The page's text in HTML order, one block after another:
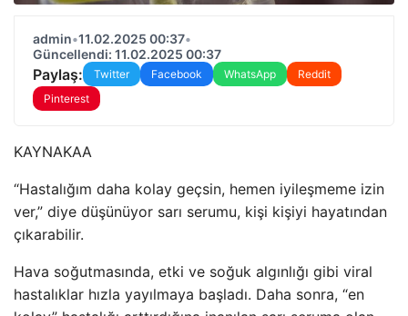
admin•11.02.2025 00:37•
Güncellendi: 11.02.2025 00:37
Paylaş: Twitter Facebook WhatsApp
Reddit
Pinterest
KAYNAKAA
“Hastalığım daha kolay geçsin, hemen iyileşmeme izin
ver,” diye düşünüyor sarı serumu, kişi kişiyi hayatından
çıkarabilir.
Hava soğutmasında, etki ve soğuk algınlığı gibi viral
hastalıklar hızla yayılmaya başladı. Daha sonra, “en